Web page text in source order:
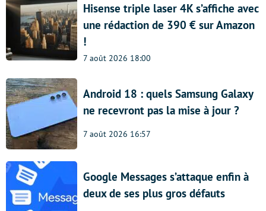
Hisense triple laser 4K s’affiche avec
une rédaction de 390 € sur Amazon
!
7 août 2026 18:00
Android 18 : quels Samsung Galaxy
ne recevront pas la mise à jour ?
7 août 2026 16:57
Google Messages s’attaque enfin à
deux de ses plus gros défauts